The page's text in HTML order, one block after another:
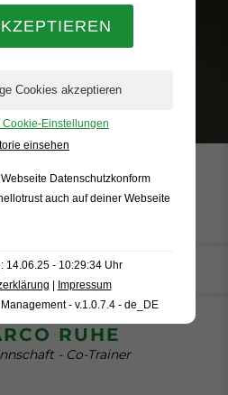
WIEWEL
- Co-Trainer
27 56 28 52
RUHE
- Co-Trainer
Cookie-Einstellungen
einsehen
Datenschutzkonform
auch auf deiner Webseite
14.06.25 - 10:29:34 Uhr
Impressum
- v.1.0.7.4 - de_DE